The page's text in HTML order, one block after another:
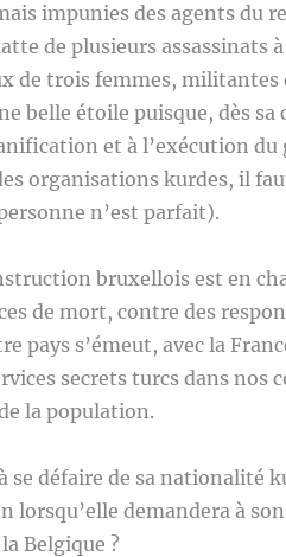
impunies des agents du
de plusieurs assassinats
de trois femmes, militantes
belle étoile puisque, dès sa
et à l’exécution du
organisations kurdes, il
n’est parfait).
bruxellois est en
de mort, contre des
pays s’émeut, avec la
secrets turcs dans nos
la population.
se défaire de sa nationalité
lorsqu’elle demandera à son
Belgique ?